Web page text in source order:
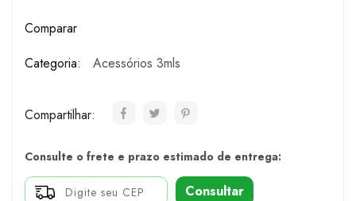
Comparar
Categoria:
Acessórios 3mls
Compartilhar:
Consulte o frete e prazo estimado de entrega:
Consultar